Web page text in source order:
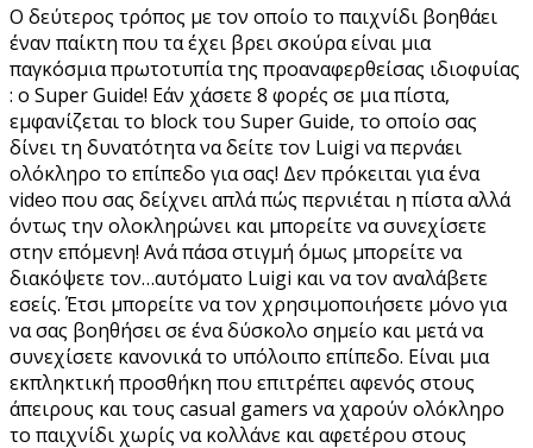
Ο δεύτερος τρόπος με τον οποίο το παιχνίδι βοηθάει
έναν παίκτη που τα έχει βρει σκούρα είναι μια
παγκόσμια πρωτοτυπία της προαναφερθείσας ιδιοφυίας
: ο Super Guide! Εάν χάσετε 8 φορές σε μια πίστα,
εμφανίζεται το block του Super Guide, το οποίο σας
δίνει τη δυνατότητα να δείτε τον Luigi να περνάει
ολόκληρο το επίπεδο για σας! Δεν πρόκειται για ένα
video που σας δείχνει απλά πώς περνιέται η πίστα αλλά
όντως την ολοκληρώνει και μπορείτε να συνεχίσετε
στην επόμενη! Ανά πάσα στιγμή όμως μπορείτε να
διακόψετε τον…αυτόματο Luigi και να τον αναλάβετε
εσείς. Έτσι μπορείτε να τον χρησιμοποιήσετε μόνο για
να σας βοηθήσει σε ένα δύσκολο σημείο και μετά να
συνεχίσετε κανονικά το υπόλοιπο επίπεδο. Είναι μια
εκπληκτική προσθήκη που επιτρέπει αφενός στους
άπειρους και τους casual gamers να χαρούν ολόκληρο
το παιχνίδι χωρίς να κολλάνε και αφετέρου στους